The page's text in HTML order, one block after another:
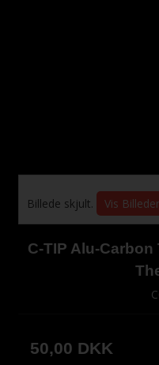
Billede skjult. Vis Billeder
C-TIP Alu-
50,00 DKK